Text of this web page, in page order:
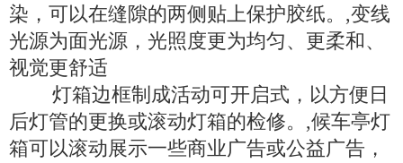
染，可以在缝隙的两侧贴上保护胶纸。,变线
光源为面光源，光照度更为均匀、更柔和、
视觉更舒适
灯箱边框制成活动可开启式，以方便日
后灯管的更换或滚动灯箱的检修。,候车亭灯
箱可以滚动展示一些商业广告或公益广告，